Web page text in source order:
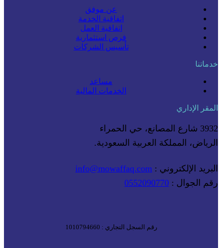
عن موفق
اتفاقية الخدمة
اتفاقية العمل
فرص استثمارية
تأسيس الشركات
خدماتنا
مساعد
الخدمات المالية
المقر الإداري
3932 شارع المصانع، حي الحمراء
الرياض، المملكة العربية السعودية.
البريد الإلكتروني : info@mowaffaq.com
رقم الجوال : 0552090770
رقم السجل التجاري : 1010794660